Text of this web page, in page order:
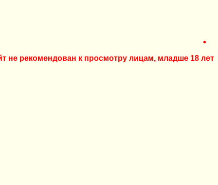
не рекомендован к просмотру лицам, младше 18 лет